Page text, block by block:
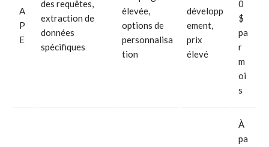
A
P
E
des requêtes,
extraction de
données
spécifiques
élevée,
options de
personnalisa
tion
développ
ement,
prix
élevé
0
$
pa
r
m
oi
s
À
pa